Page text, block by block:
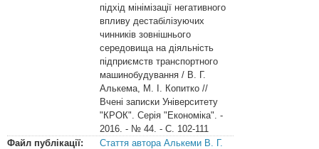
підхід мінімізації негативного
впливу дестабілізуючих
чинників зовнішнього
середовища на діяльність
підприємств транспортного
машинобудування / В. Г.
Алькема, М. І. Копитко //
Вчені записки Університету
"КРОК". Серія "Економіка". -
2016. - № 44. - С. 102-111
Файл публікації:
Стаття автора Алькеми В. Г.